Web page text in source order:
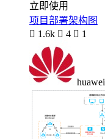
立即使用
项目部署架构图
 1.6k  4  1
huawei